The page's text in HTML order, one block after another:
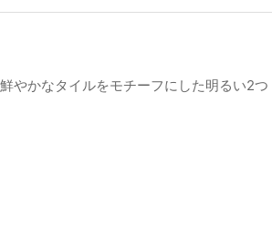
やかなタイルをモチーフにした明るい2つ